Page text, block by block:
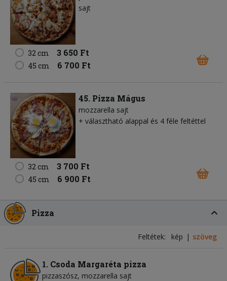
sajt
32 cm 3 650 Ft
45 cm 6 700 Ft
45. Pizza Mágus
mozzarella sajt
+ választható alappal és 4 féle feltéttel
32 cm 3 700 Ft
45 cm 6 900 Ft
Pizza
Feltétek: kép szöveg
1. Csoda Margaréta pizza
pizzaszósz mozzarella sajt